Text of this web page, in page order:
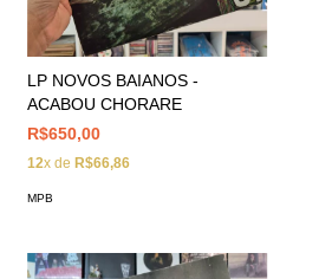
LP NOVOS BAIANOS -
ACABOU CHORARE
R$650,00
12x de R$66,86
MPB